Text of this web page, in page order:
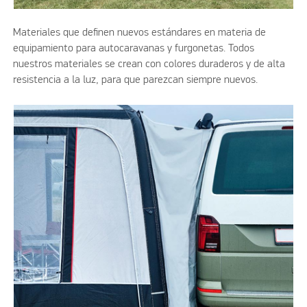
Materiales que definen nuevos estándares en materia de
equipamiento para autocaravanas y furgonetas. Todos
nuestros materiales se crean con colores duraderos y de alta
resistencia a la luz, para que parezcan siempre nuevos.